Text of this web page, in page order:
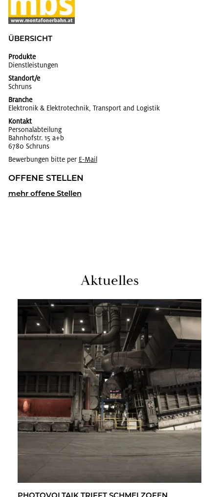
ÜBER­SICHT
Produkte
Dienst­leis­tun­gen
Standort/e
Schruns
Branche
Elek­tro­nik & Elek­tro­tech­nik, Trans­port and Lo­gis­tik
Kontakt
Per­so­nal­ab­tei­lung
Bahn­hofstr. 15 a+b
6780 Schruns
Bewerbungen bitte per E-Mail
OF­FE­NE STEL­LEN
mehr of­fe­ne Stel­len
Ak­tu­el­les